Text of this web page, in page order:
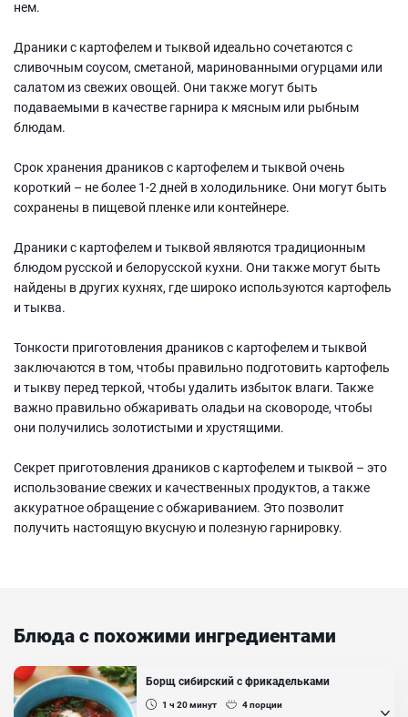
нем.
Драники с картофелем и тыквой идеально сочетаются с
сливочным соусом, сметаной, маринованными огурцами или
салатом из свежих овощей. Они также могут быть
подаваемыми в качестве гарнира к мясным или рыбным
блюдам.
Срок хранения драников с картофелем и тыквой очень
короткий – не более 1-2 дней в холодильнике. Они могут быть
сохранены в пищевой пленке или контейнере.
Драники с картофелем и тыквой являются традиционным
блюдом русской и белорусской кухни. Они также могут быть
найдены в других кухнях, где широко используются картофель
и тыква.
Тонкости приготовления драников с картофелем и тыквой
заключаются в том, чтобы правильно подготовить картофель
и тыкву перед теркой, чтобы удалить избыток влаги. Также
важно правильно обжаривать оладьи на сковороде, чтобы
они получились золотистыми и хрустящими.
Секрет приготовления драников с картофелем и тыквой – это
использование свежих и качественных продуктов, а также
аккуратное обращение с обжариванием. Это позволит
получить настоящую вкусную и полезную гарнировку.
Блюда с похожими ингредиентами
Борщ сибирский с фрикадельками
1 ч 20минут 4порции